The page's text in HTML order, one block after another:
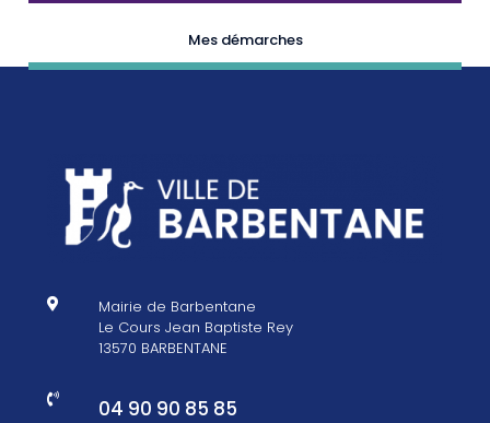
Mes démarches

Mairie de Barbentane
Le Cours Jean Baptiste Rey
13570 BARBENTANE
 04 90 90 85 85